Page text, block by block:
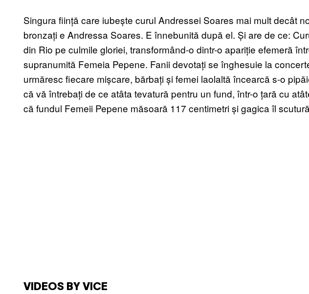
Singura ființă care iubește curul Andressei Soares mai mult decât
bronzați e Andressa Soares. E înnebunită după el. Și are de ce:
din Rio pe culmile gloriei, transformând-o dintr-o apariție efemeră
supranumită Femeia Pepene. Fanii devotați se înghesuie la
urmăresc fiecare mișcare, bărbați și femei laolaltă încearcă s-o
că vă întrebați de ce atâta tevatură pentru un fund, într-o țară cu
că fundul Femeii Pepene măsoară 117 centimetri și gagica îl
VIDEOS BY VICE